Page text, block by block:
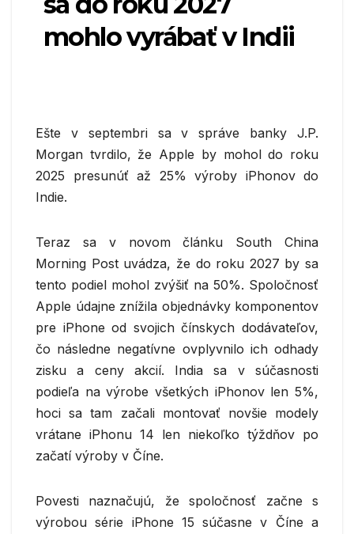
mohlo vyrábať v Indii
Ešte v septembri sa v správe banky J.P.
Morgan tvrdilo, že Apple by mohol do roku
2025 presunúť až 25% výroby iPhonov do
Indie.
Teraz sa v novom článku South China
Morning Post uvádza, že do roku 2027 by sa
tento podiel mohol zvýšiť na 50%. Spoločnosť
Apple údajne znížila objednávky komponentov
pre iPhone od svojich čínskych dodávateľov,
čo následne negatívne ovplyvnilo ich odhady
zisku a ceny akcií. India sa v súčasnosti
podieľa na výrobe všetkých iPhonov len 5%,
hoci sa tam začali montovať novšie modely
vrátane iPhonu 14 len niekoľko týždňov po
začatí výroby v Číne.
Povesti naznačujú, že spoločnosť začne s
výrobou série iPhone 15 súčasne v Číne a